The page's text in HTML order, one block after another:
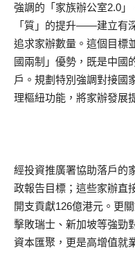
強調的「家族辦公室2.0
「質」的提升——建立有
追求家辦數量。這個目標
國兩制」優勢，既是中國
戶。規劃特別強調對接國
理樞紐功能，將家辦發展
經投資推廣署協助落戶的
政報告目標；這些家辦直
開支貢獻126億港元。更
擊敗瑞士、新加坡等強勁
資本匯聚，更是高增值就